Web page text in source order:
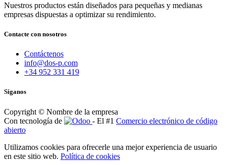
Nuestros productos están diseñados para pequeñas y medianas
empresas dispuestas a optimizar su rendimiento.
Contacte con nosotros
Contáctenos
info@dos-p.com
+34 952 331 419
Síganos
Copyright © Nombre de la empresa
Con tecnología de
- El #1 Comercio electrónico de código
abierto
Utilizamos cookies para ofrecerle una mejor experiencia de usuario
en este sitio web. Política de cookies